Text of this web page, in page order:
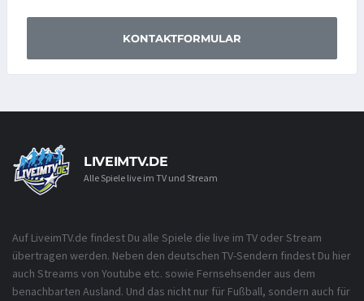
KONTAKTFORMULAR
LIVEIMTV.DE
Alle Spiele live im TV und Stream
Auf LiveimTV.de findest Du alle Spiele die live im TV oder Stream
übertragen werden. Neben den deutschen TV-Sendern findest Du hier
auch Streams von Youtube etc. sowie Fernsehsender aus dem
benachbarten Ausland. Und das nicht nur für Fußball, sondern auch für